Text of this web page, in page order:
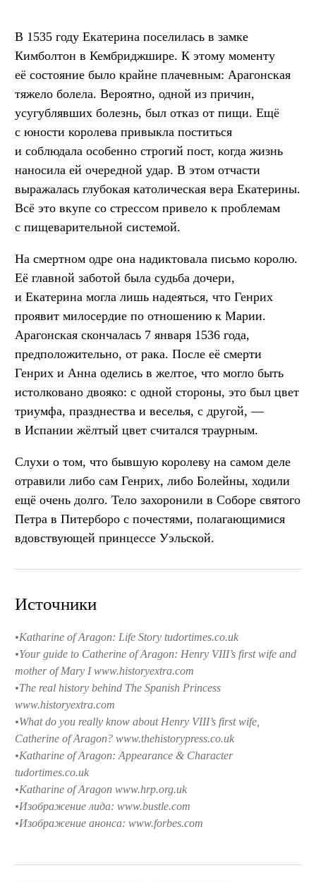
В 1535 году Екатерина поселилась в замке
Кимболтон в Кембриджшире. К этому моменту
её состояние было крайне плачевным: Арагонская
тяжело болела. Вероятно, одной из причин,
усугублявших болезнь, был отказ от пищи. Ещё
с юности королева привыкла поститься
и соблюдала особенно строгий пост, когда жизнь
наносила ей очередной удар. В этом отчасти
выражалась глубокая католическая вера Екатерины.
Всё это вкупе со стрессом привело к проблемам
с пищеварительной системой.
На смертном одре она надиктовала письмо королю.
Её главной заботой была судьба дочери,
и Екатерина могла лишь надеяться, что Генрих
проявит милосердие по отношению к Марии.
Арагонская скончалась 7 января 1536 года,
предположительно, от рака. После её смерти
Генрих и Анна оделись в желтое, что могло быть
истолковано двояко: с одной стороны, это был цвет
триумфа, празднества и веселья, с другой, —
в Испании жёлтый цвет считался траурным.
Слухи о том, что бывшую королеву на самом деле
отравили либо сам Генрих, либо Болейны, ходили
ещё очень долго. Тело захоронили в Соборе святого
Петра в Питерборо с почестями, полагающимися
вдовствующей принцессе Уэльской.
Источники
Katharine of Aragon: Life Story tudortimes.co.uk
Your guide to Catherine of Aragon: Henry VIII’s first wife and
mother of Mary I www.historyextra.com
The real history behind The Spanish Princess
www.historyextra.com
What do you really know about Henry VIII’s first wife,
Catherine of Aragon? www.thehistorypress.co.uk
Katharine of Aragon: Appearance & Character
tudortimes.co.uk
Katharine of Aragon www.hrp.org.uk
Изображение лида: www.bustle.com
Изображение анонса: www.forbes.com